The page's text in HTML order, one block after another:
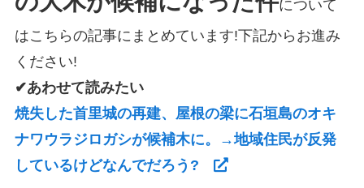
について
はこちらの記事にまとめています!下記からお進み
ください!
✔あわせて読みたい
焼失した首里城の再建、屋根の梁に石垣島のオキ
ナワウラジロガシが候補木に。→地域住民が反発
しているけどなんでだろう?